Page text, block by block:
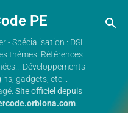
PE
- Spécialisation : DSL
thèmes. Références
Développements
gadgets, etc...
Site officiel depuis
.